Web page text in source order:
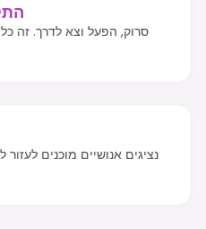
סרוק, הפעל וצא לדרך. זה
נציגים אנושיים מוכנים